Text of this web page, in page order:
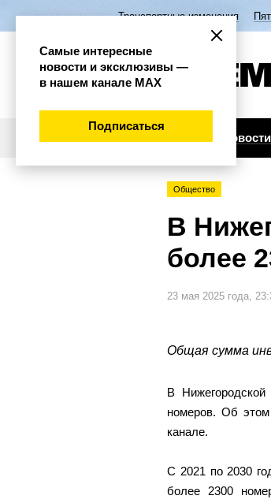
Транспортные изменения
Новости
Общество
В
более
23 мая 2025 года,
Общая сумма
В
номеров. Об этом
канале.
С 2021 по 2030
более 2300
Самые интересные
новости и эксклюзивы —
в нашем канале МАХ
Подписаться